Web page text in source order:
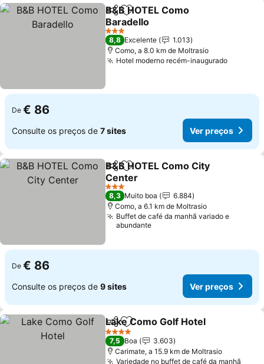
PartilharAdicionar aos favoritos
B&B HOTEL Como
Baradello
Ver preços
3 Estrelas
8,8 Excelente
1.013
Como, a 8.0 km de Moltrasio
Hotel moderno recém-inauguradoVer
De € 86
Consulte os preços de 7 sites Ver preços
PartilharAdicionar aos favoritos
B&B HOTEL Como City
Center
Ver preços
3 Estrelas
8,3 Muito boa
6.884
Como, a 6.1 km de Moltrasio
Buffet de café da manhã variado e
abundante
De € 86
Consulte os preços de 9 sites Ver preços
PartilharAdicionar aos favoritos
Lake Como Golf Hotel
4 Estrelas
7,5 Boa
3.603
Carimate, a 15.9 km de Moltrasio
Variedade no buffet de café da manhã